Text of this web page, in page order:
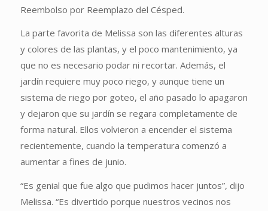
Reembolso por Reemplazo del Césped.
La parte favorita de Melissa son las diferentes alturas
y colores de las plantas, y el poco mantenimiento, ya
que no es necesario podar ni recortar. Además, el
jardín requiere muy poco riego, y aunque tiene un
sistema de riego por goteo, el año pasado lo apagaron
y dejaron que su jardín se regara completamente de
forma natural. Ellos volvieron a encender el sistema
recientemente, cuando la temperatura comenzó a
aumentar a fines de junio.
“Es genial que fue algo que pudimos hacer juntos”, dijo
Melissa. “Es divertido porque nuestros vecinos nos